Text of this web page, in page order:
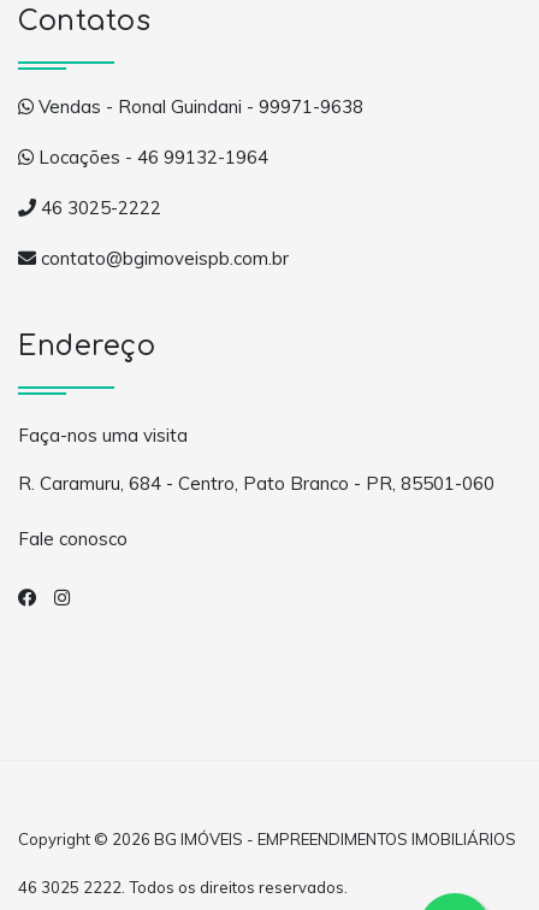
Contatos
Vendas - Ronal Guindani - 99971-9638
Locações - 46 99132-1964
46 3025-2222
contato@bgimoveispb.com.br
Endereço
Faça-nos uma visita
R. Caramuru, 684 - Centro, Pato Branco - PR, 85501-060
Fale conosco
Copyright © 2026 BG IMÓVEIS - EMPREENDIMENTOS IMOBILIÁRIOS
46 3025 2222. Todos os direitos reservados.